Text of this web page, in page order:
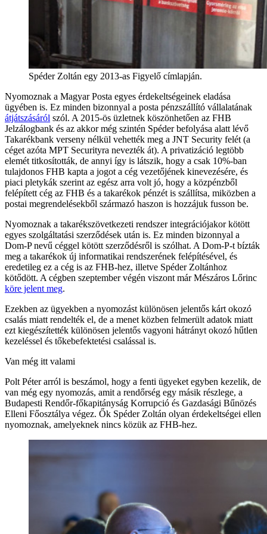
Spéder Zoltán egy 2013-as Figyelő címlapján.
Nyomoznak a Magyar Posta egyes érdekeltségeinek eladása
ügyében is. Ez minden bizonnyal a posta pénzszállító vállalatának
átjátszásáról szól. A 2015-ös üzletnek köszönhetően az FHB
Jelzálogbank és az akkor még szintén Spéder befolyása alatt lévő
Takarékbank verseny nélkül vehették meg a JNT Security felét (a
céget azóta MPT Securityra nevezték át). A privatizáció legtöbb
elemét titkosították, de annyi így is látszik, hogy a csak 10%-ban
tulajdonos FHB kapta a jogot a cég vezetőjének kinevezésére, és
piaci pletykák szerint az egész arra volt jó, hogy a közpénzből
felépített cég az FHB és a takarékok pénzét is szállítsa, miközben a
postai megrendelésekből származó haszon is hozzájuk fusson be.
Nyomoznak a takarékszövetkezeti rendszer integrációjakor kötött
egyes szolgáltatási szerződések után is. Ez minden bizonnyal a
Dom-P nevű céggel kötött szerződésről is szólhat. A Dom-P-t bízták
meg a takarékok új informatikai rendszerének felépítésével, és
eredetileg ez a cég is az FHB-hez, illetve Spéder Zoltánhoz
kötődött. A cégben szeptember végén viszont már Mészáros Lőrinc
köre jelent meg.
Ezekben az ügyekben a nyomozást különösen jelentős kárt okozó
csalás miatt rendelték el, de a menet közben felmerült adatok miatt
ezt kiegészítették különösen jelentős vagyoni hátrányt okozó hűtlen
kezeléssel és tőkebefektetési csalással is.
Van még itt valami
Polt Péter arról is beszámol, hogy a fenti ügyeket egyben kezelik, de
van még egy nyomozás, amit a rendőrség egy másik részlege, a
Budapesti Rendőr-főkapitányság Korrupció és Gazdasági Bűnözés
Elleni Főosztálya végez. Ők Spéder Zoltán olyan érdekeltségei ellen
nyomoznak, amelyeknek nincs közük az FHB-hez.